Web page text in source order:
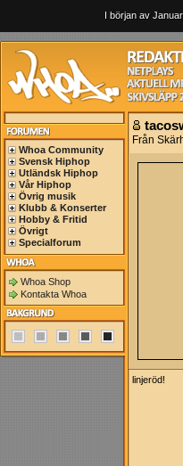
I början av
Whoa Community
Svensk Hiphop
Utländsk Hiphop
Vår Hiphop
Övrig musik
Klubb & Konserter
Hobby & Fritid
Övrigt
Specialforum
Whoa Shop
Kontakta Whoa
Från
linjeröd!